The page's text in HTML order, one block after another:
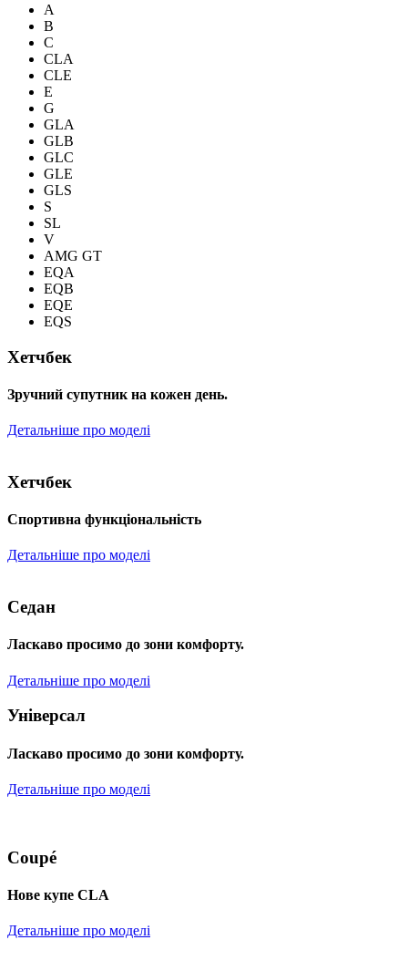
A
B
C
CLA
CLE
E
G
GLA
GLB
GLC
GLE
GLS
S
SL
V
AMG GT
EQA
EQB
EQE
EQS
Хетчбек
Зручний супутник на кожен день.
Детальніше про моделі
Хетчбек
Спортивна функціональність
Детальніше про моделі
Седан
Ласкаво просимо до зони комфорту.
Детальніше про моделі
Універсал
Ласкаво просимо до зони комфорту.
Детальніше про моделі
Coupé
Нове купе CLA
Детальніше про моделі